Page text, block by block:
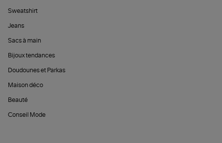
Sweatshirt
Jeans
Sacs à main
Bijoux tendances
Doudounes et Parkas
Maison déco
Beauté
Conseil Mode